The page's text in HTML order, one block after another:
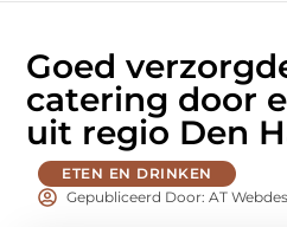
Goed
catering door
uit regio Den
ETEN EN DRINKEN
Gepubliceerd Door: AT